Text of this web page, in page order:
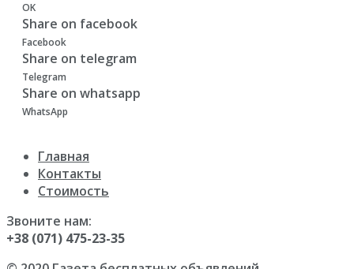
OK
Share on facebook
Facebook
Share on telegram
Telegram
Share on whatsapp
WhatsApp
Главная
Контакты
Стоимость
Звоните нам:
+38 (071) 475-23-35